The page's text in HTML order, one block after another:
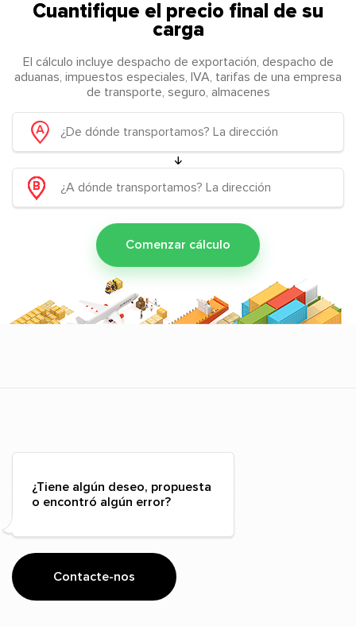
Cuantifique el precio final de su
carga
El cálculo incluye despacho de exportación, despacho de
aduanas, impuestos especiales, IVA, tarifas de una empresa
de transporte, seguro, almacenes
Comenzar cálculo
¿Tiene algún deseo, propuesta
o encontró algún error?
Contacte-nos